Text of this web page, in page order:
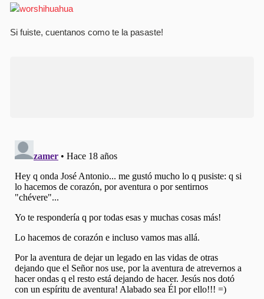
Si fuiste, cuentanos como te la pasaste!